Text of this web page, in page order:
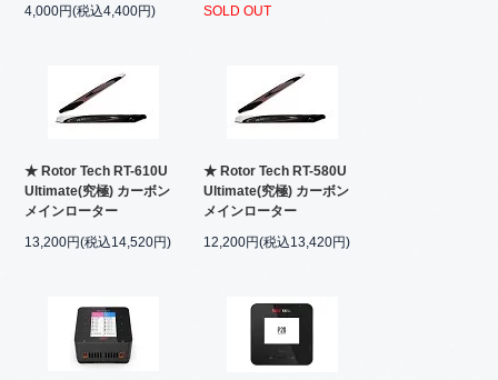
4,000円(税込4,400円)
SOLD OUT
★ Rotor Tech RT-610U
Ultimate(究極) カーボン
メインローター
13,200円(税込14,520円)
★ Rotor Tech RT-580U
Ultimate(究極) カーボン
メインローター
12,200円(税込13,420円)